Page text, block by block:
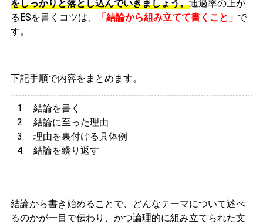
をしっかりと落とし込んでいきましょう。通過率の上が
るESを書くコツは、
「結論から組み立てて書くこと」 で
す。
下記手順で内容をまとめます。
1. 結論を書く
2. 結論に至った理由
3. 理由を裏付ける具体例
4. 結論を繰り返す
結論から書き始めることで、どんなテーマについて述べ
るのかが一目で伝わり、かつ論理的に組み立てられた文